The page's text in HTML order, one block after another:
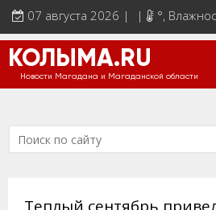
07 августа 2026 | | °,
КОЛЫМА.RU
Новости Магадана и Магаданской области